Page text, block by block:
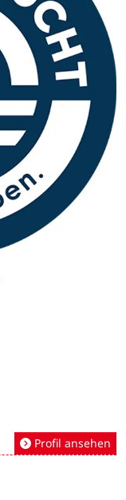
Profil ansehen